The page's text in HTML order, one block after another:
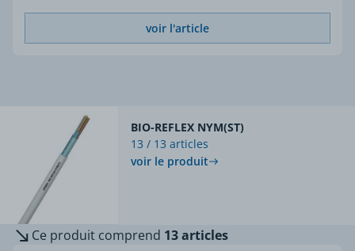
voir l'article
BIO-REFLEX NYM(ST)
13 / 13 articles
voir le produit
Ce produit comprend 13 articles